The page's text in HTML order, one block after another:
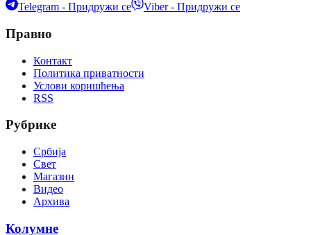
Telegram - Придружи се Viber - Придружи се
Правно
Контакт
Политика приватности
Услови коришћења
RSS
Рубрике
Србија
Свет
Магазин
Видео
Архива
Колумне